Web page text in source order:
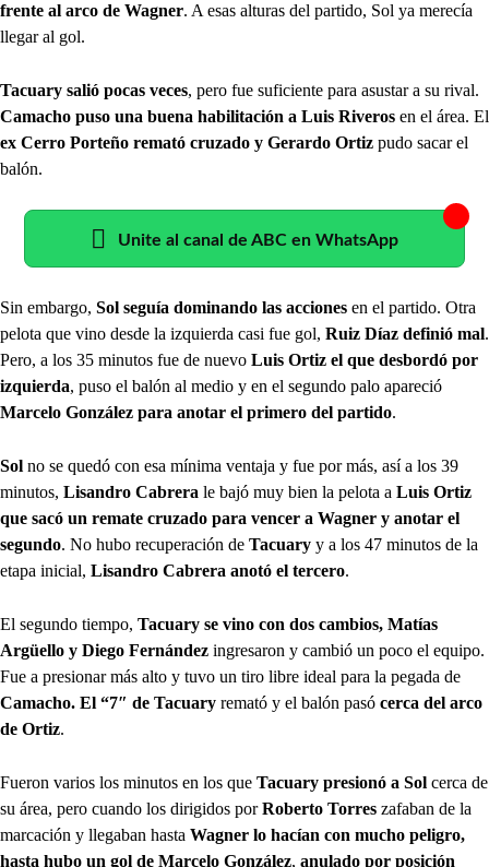
frente al arco de Wagner. A esas alturas del partido, Sol ya merecía
llegar al gol.
Tacuary salió pocas veces, pero fue suficiente para asustar a su rival.
Camacho puso una buena habilitación a Luis Riveros en el área. El
ex Cerro Porteño remató cruzado y Gerardo Ortiz pudo sacar el
balón.
Unite al canal de ABC en WhatsApp
Sin embargo, Sol seguía dominando las acciones en el partido. Otra
pelota que vino desde la izquierda casi fue gol, Ruiz Díaz definió mal.
Pero, a los 35 minutos fue de nuevo Luis Ortiz el que desbordó por
izquierda, puso el balón al medio y en el segundo palo apareció
Marcelo González para anotar el primero del partido.
Sol no se quedó con esa mínima ventaja y fue por más, así a los 39
minutos, Lisandro Cabrera le bajó muy bien la pelota a Luis Ortiz
que sacó un remate cruzado para vencer a Wagner y anotar el
segundo. No hubo recuperación de Tacuary y a los 47 minutos de la
etapa inicial, Lisandro Cabrera anotó el tercero.
El segundo tiempo, Tacuary se vino con dos cambios, Matías
Argüello y Diego Fernández ingresaron y cambió un poco el equipo.
Fue a presionar más alto y tuvo un tiro libre ideal para la pegada de
Camacho. El “7″ de Tacuary remató y el balón pasó cerca del arco
de Ortiz.
Fueron varios los minutos en los que Tacuary presionó a Sol cerca de
su área, pero cuando los dirigidos porRoberto Torres zafaban de la
marcación y llegaban hasta Wagner lo hacían con mucho peligro,
hasta hubo un gol de Marcelo González, anulado por posición